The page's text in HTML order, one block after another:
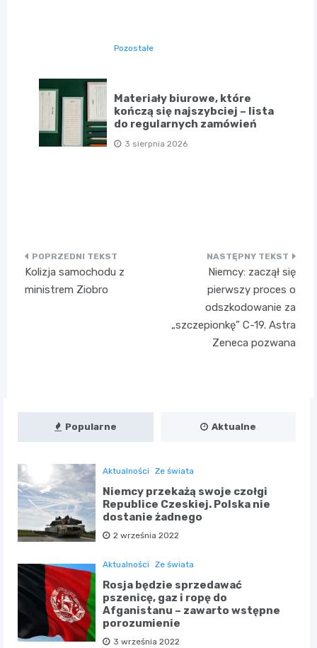
Pozostałe
Materiały biurowe, które
kończą się najszybciej – lista
do regularnych zamówień
3 sierpnia 2026
Nawigacja
wpisu
Kolizja samochodu z
ministrem Ziobro
Niemcy: zaczął się
pierwszy proces o
odszkodowanie za
„szczepionkę” C-19. Astra
Zeneca pozwana
Popularne Aktualne
Aktualności Ze świata
Niemcy przekażą swoje czołgi
Republice Czeskiej. Polska nie
dostanie żadnego
2 września 2022
Aktualności Ze świata
Rosja będzie sprzedawać
pszenicę, gaz i ropę do
Afganistanu – zawarto wstępne
porozumienie
3 września 2022